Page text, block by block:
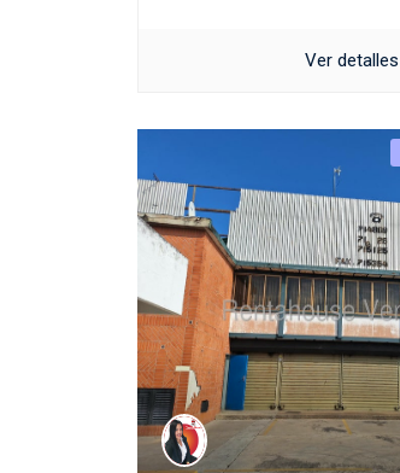
Ver detalles